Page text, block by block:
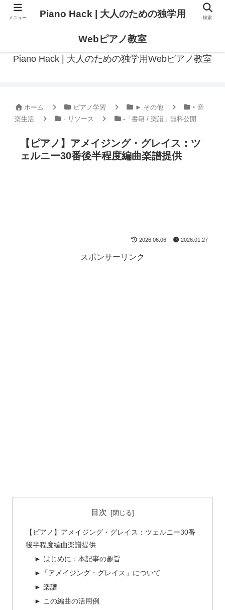
Piano Hack | 大人のための独学用Webピアノ教室
ホーム ピアノ学習 ► その他
‣ 音
楽生活
· リソース -「書籍 / 楽譜」無料公開
【ピアノ】アメイジング・グレイス：ツ
ェルニー30番後半程度編曲楽譜提供
2026.06.06 2026.01.27
スポンサーリンク
目次
【ピアノ】アメイジング・グレイス：ツェルニー30番
後半程度編曲楽譜提供
► はじめに：本記事の趣旨
►「アメイジング・グレイス」について
► 楽譜
► この編曲の活用例
メニュー Piano Hack | 大人のための独学用
Webピアノ教室
検索